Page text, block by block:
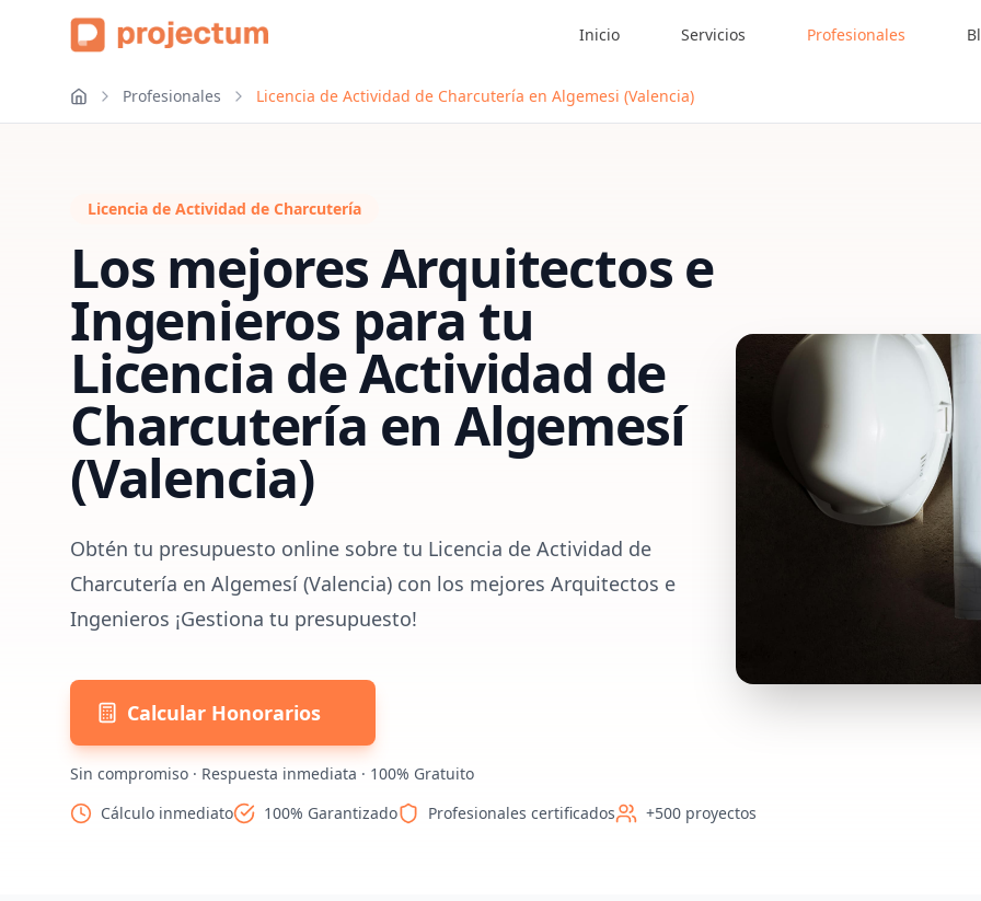
Inicio Servicios Profesionales
Profesionales Licencia de Actividad de Charcutería en Algemesi (Valencia)
Licencia de Actividad de Charcutería
Los mejores Arquitectos e
Ingenieros para tu
Licencia de Actividad de
Charcutería enAlgemesí
(Valencia)
Obtén tu presupuesto online sobre tu Licencia de Actividad de
Charcutería en Algemesí (Valencia) con los mejores Arquitectos e
Ingenieros ¡Gestiona tu presupuesto!
Calcular Honorarios
Sin compromiso · Respuesta inmediata · 100% Gratuito
Cálculo inmediato
100% Garantizado Profesionales certificados +500 proyectos